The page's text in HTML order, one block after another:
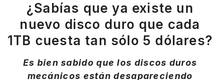
¿Sabías que ya existe un
nuevo disco duro que cada
1TB cuesta tan sólo 5 dólares?
Es bien sabido que los discos duros
mecánicos están desapareciendo